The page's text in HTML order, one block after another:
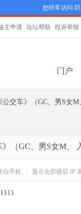
您经常访问
主申请 论坛帮助 投诉举报
门户
公交车》（GC、男S女M
（GC、男S女M、
自手机 显示全部楼层 IP: